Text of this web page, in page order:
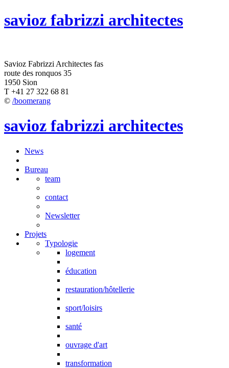
savioz fabrizzi architectes
Savioz Fabrizzi Architectes fas
route des ronquos 35
1950 Sion
T +41 27 322 68 81
© /boomerang
savioz fabrizzi architectes
News
Bureau
team
contact
Newsletter
Projets
Typologie
logement
éducation
restauration/hôtellerie
sport/loisirs
santé
ouvrage d'art
transformation